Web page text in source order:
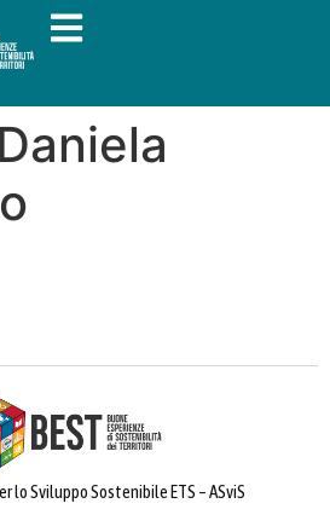
Daniela
lo Sviluppo Sostenibile ETS – ASviS